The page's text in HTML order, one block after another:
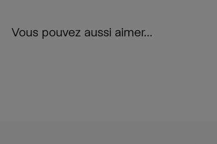
Vous pouvez aussi aimer...